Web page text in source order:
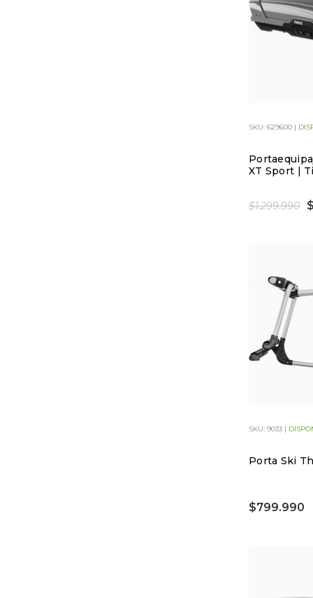
SKU: 629600 |
XT Sport |
$1.299.990
SKU: 9033 |
Porta Ski
$799.990